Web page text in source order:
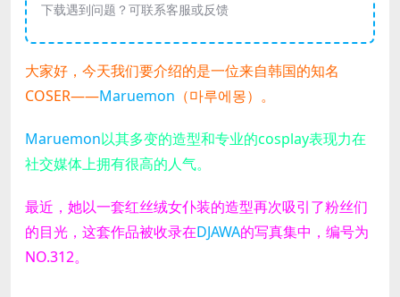
下载遇到问题？可联系客服或反馈
大家好，今天我们要介绍的是一位来自韩国的知名
COSER——Maruemon （마루에몽）。
Maruemon以其多变的造型和专业的cosplay表现力在
社交媒体上拥有很高的人气。
最近，她以一套红丝绒女仆装的造型再次吸引了粉丝们
的目光，这套作品被收录在DJAWA的写真集中，编号为
NO.312。